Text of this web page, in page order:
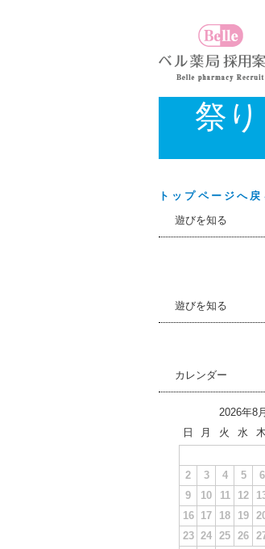
祭
トップページへ戻
遊びを知る
遊びを知る
カレンダー
2026年8月
日
月 火 水 木
2
3 4 5 6
9
10 11 12
16
17 18 19
23 24 25 26